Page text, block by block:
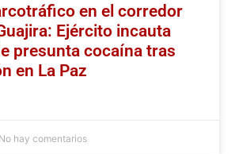
en el corredor
Ejército incauta
presunta cocaína tras
en La Paz
No hay comentarios